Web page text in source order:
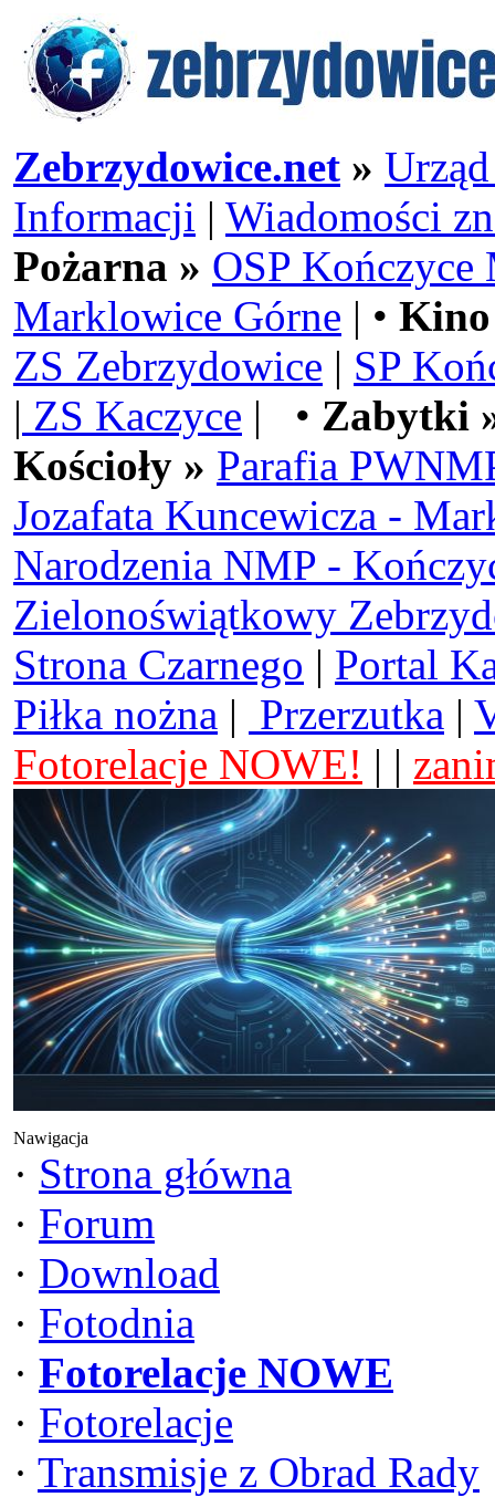
Zebrzydowice.net »
Informacji | Wiadomości
Pożarna » OSP Kończyce
Marklowice Górne | •
ZS Zebrzydowice | SP
| ZS Kaczyce | • Zabytki
Kościoły » Parafia
Jozafata Kuncewicza -
Narodzenia NMP -
Zielonoświątkowy
Strona Czarnego | Portal
Piłka nożna | Przerzutka |
Fotorelacje NOWE! | |
Nawigacja
· Strona główna
· Forum
· Download
· Fotodnia
· Fotorelacje NOWE
· Fotorelacje
· Transmisje z Obrad Rady